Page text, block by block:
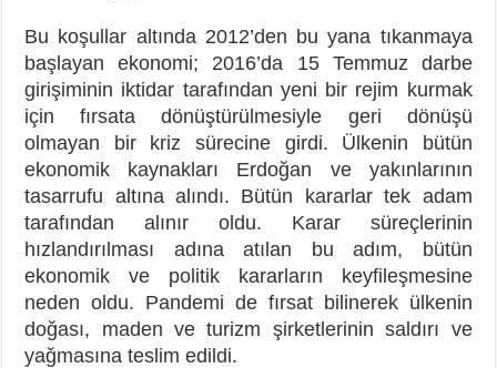
Bu koşullar altında 2012’den bu yana tıkanmaya
başlayan ekonomi; 2016’da 15 Temmuz darbe
girişiminin iktidar tarafından yeni bir rejim kurmak
için fırsata dönüştürülmesiyle geri dönüşü
olmayan bir kriz sürecine girdi. Ülkenin bütün
ekonomik kaynakları Erdoğan ve yakınlarının
tasarrufu altına alındı. Bütün kararlar tek adam
tarafından alınır oldu. Karar süreçlerinin
hızlandırılması adına atılan bu adım, bütün
ekonomik ve politik kararların keyfileşmesine
neden oldu. Pandemi de fırsat bilinerek ülkenin
doğası, maden ve turizm şirketlerinin saldırı ve
yağmasına teslim edildi.